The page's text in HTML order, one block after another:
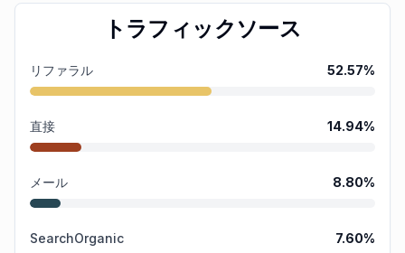
トラフィックソース
リファラル 52.57%
直接 14.94%
メール 8.80%
SearchOrganic 7.60%